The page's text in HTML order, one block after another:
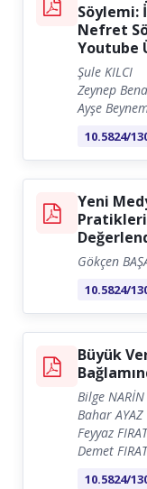
Söylemi:
Nefret
Youtube
Şule KILCI
Zeynep
Ayşe
10.5824/
Yeni
Gökçen
10.5824/
Büyük
Bilge NARİN
Bahar AYAZ
Feyyaz FIRAT
Demet FIRAT
10.5824/